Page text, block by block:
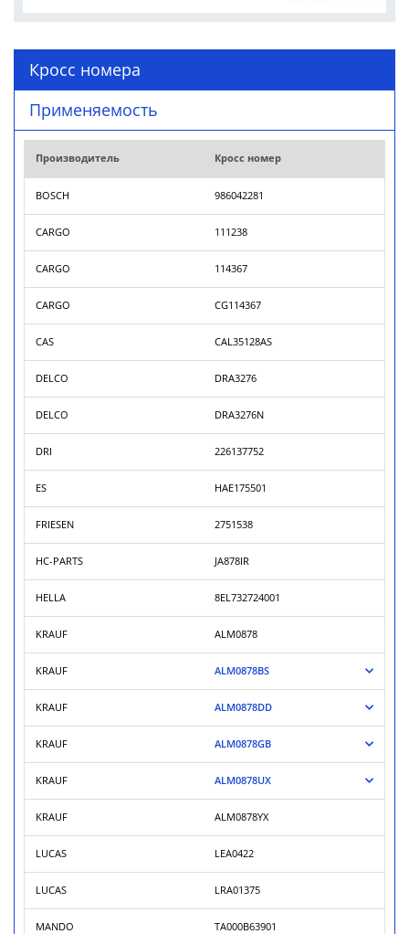
Кросс номера
Применяемость
Производитель Кросс номер
BOSCH 986042281
CARGO 111238
CARGO 114367
CARGO CG114367
CAS CAL35128AS
DELCO DRA3276
DELCO DRA3276N
DRI 226137752
ES HAE175501
FRIESEN 2751538
HC-PARTS JA878IR
HELLA 8EL732724001
KRAUF ALM0878
KRAUF ALM0878BS
KRAUF ALM0878DD
KRAUF ALM0878GB
KRAUF ALM0878UX
KRAUF ALM0878YX
LUCAS LEA0422
LUCAS LRA01375
MANDO TA000B63901